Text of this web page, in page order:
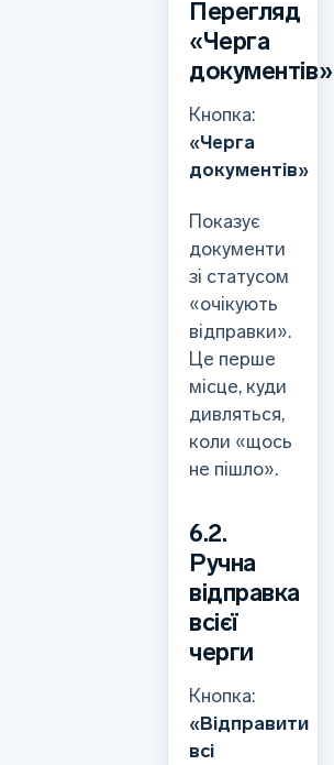
Перегляд
«Черга
документів»
Кнопка:
«Черга
документів»
Показує
документи
зі статусом
«очікують
відправки».
Це перше
місце, куди
дивляться,
коли «щось
не пішло».
6.2.
Ручна
відправка
всієї
черги
Кнопка:
«Відправити
всі